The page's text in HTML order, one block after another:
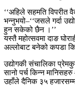
‘‘अहिले सहमति विपरीत
भन्नुभयो–‘‘जसले गर्दा
हुन सकेको छैन ।’’
यस्तै महोत्सवमा दाङ
अल्लोबाट बनेको कपडा
उद्योगकी संचालिका
सानो पर्च किन्न
उहाँले दैनिक ३५